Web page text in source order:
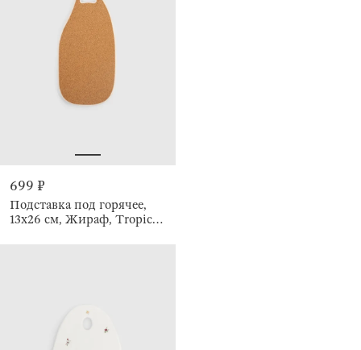
699 ₽
Подставка под горячее,
13x26 см, Жираф, Tropical